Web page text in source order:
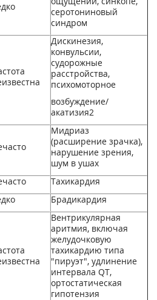
серотониновый
синдром
Дискинезия,
конвульсии,
судорожные
расстройства,
психомоторное
возбуждение/
акатизия2
Мидриаз
(расширение зрачка),
нарушение зрения,
шум в ушах
Тахикардия
Брадикардия
Вентрикулярная
аритмия, включая
желудочковую
тахикардию типа
"пируэт", удлинение
интервала QT,
ортостатическая
гипотензия